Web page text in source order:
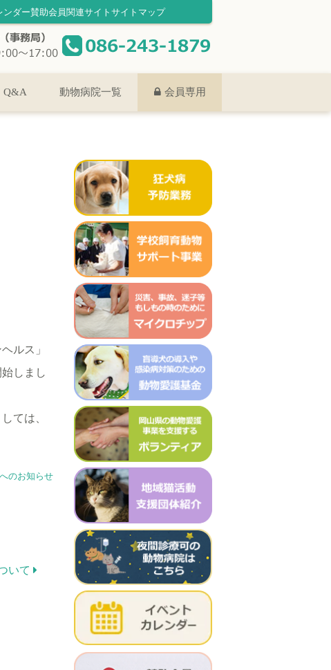
ンダー賛助会員 関連サイト サイトマップ
Q&A 動物病院一覧 会員専用
ルス」
しまし
ては、
のお知らせ
いて